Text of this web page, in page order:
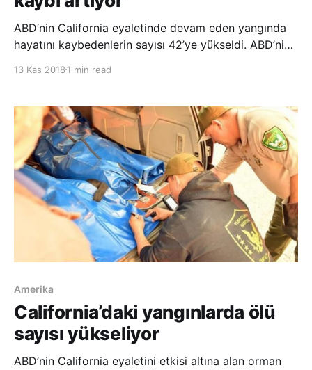
ABD’nin California eyaletinde devam eden yangında
hayatını kaybedenlerin sayısı 42’ye yükseldi. ABD’nin
8 Kasım’dan bu yana devam eden orman
Şerifi Kory Honea, yaptığı açık
13 Kas 2018 1 min read
Amerika
California’daki yangınlarda ölü
sayısı yükseliyor
ABD’nin California eyaletini etkisi altına alan orman